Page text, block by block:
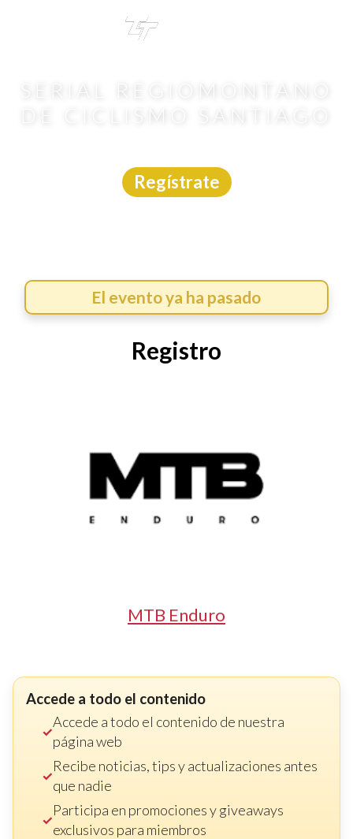
SERIAL REGIOMONTANO
Regístrate
El evento ya ha pasado
Registro
MTB Enduro
Accede a todo el contenido
Accede a todo el contenido de nuestra
página web
Recibe noticias, tips y actualizaciones antes
que nadie
Participa en promociones y giveaways
exclusivos para miembros